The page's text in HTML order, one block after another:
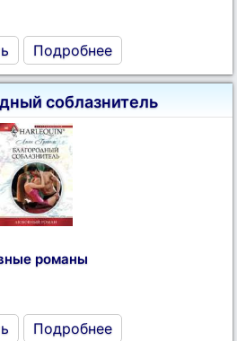
Подробнее
соблазнитель
романы
Подробнее